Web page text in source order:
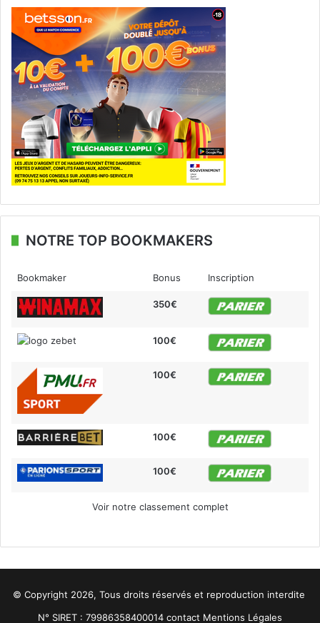
NOTRE TOP BOOKMAKERS
Bookmaker Bonus Inscription
350€
100€
100€
100€
100€
Voir notre classement complet
© Copyright 2026, Tous droits réservés et reproduction interdite
N° SIRET : 79986358400014 contact Mentions Légales